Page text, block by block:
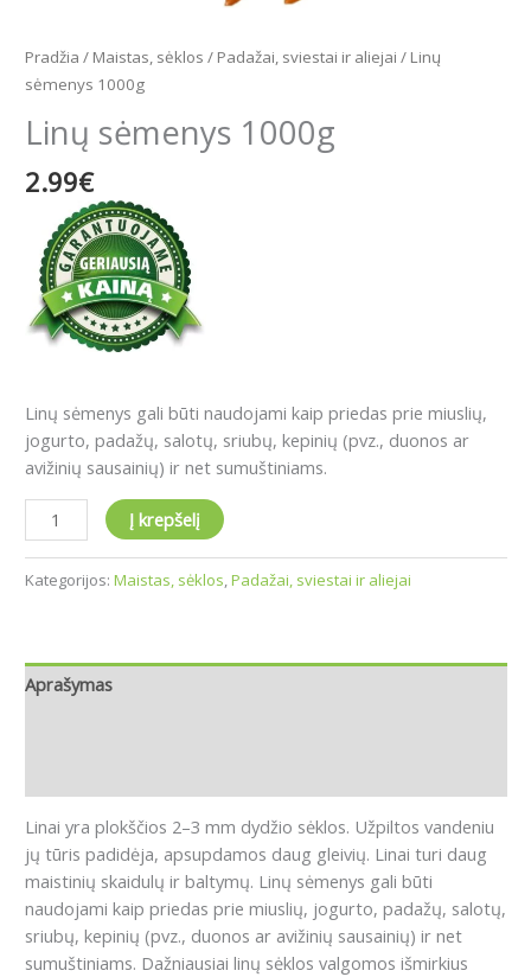
Pradžia / Maistas, sėklos / Padažai, sviestai ir aliejai / Linų
sėmenys 1000g
Linų sėmenys 1000g
2.99€
Linų sėmenys gali būti naudojami kaip priedas prie miuslių,
jogurto, padažų, salotų, sriubų, kepinių (pvz., duonos ar
avižinių sausainių) ir net sumuštiniams.
Į krepšelį
Kategorijos: Maistas, sėklos,Padažai, sviestai ir aliejai
Aprašymas
Linai yra plokščios 2–3 mm dydžio sėklos. Užpiltos vandeniu
jų tūris padidėja, apsupdamos daug gleivių. Linai turi daug
maistinių skaidulų ir baltymų. Linų sėmenys gali būti
naudojami kaip priedas prie miuslių, jogurto, padažų, salotų,
sriubų, kepinių (pvz., duonos ar avižinių sausainių) ir net
sumuštiniams. Dažniausiai linų sėklos valgomos išmirkius